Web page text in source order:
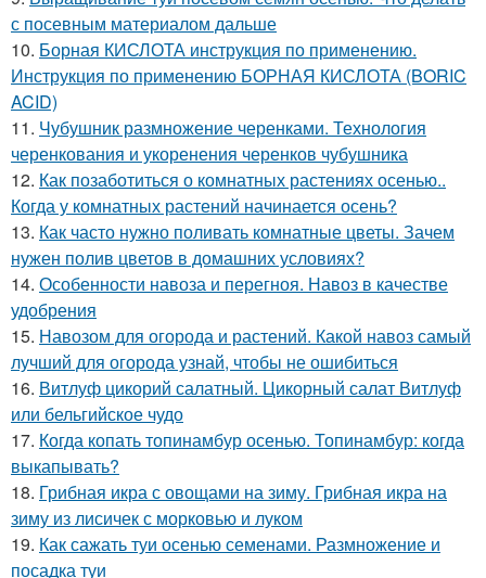
с посевным материалом дальше
10. Борная КИСЛОТА инструкция по применению.
Инструкция по применению БОРНАЯ КИСЛОТА (BORIC
ACID)
11. Чубушник размножение черенками. Технология
черенкования и укоренения черенков чубушника
12. Как позаботиться о комнатных растениях осенью..
Когда у комнатных растений начинается осень?
13. Как часто нужно поливать комнатные цветы. Зачем
нужен полив цветов в домашних условиях?
14. Особенности навоза и перегноя. Навоз в качестве
удобрения
15. Навозом для огорода и растений. Какой навоз самый
лучший для огорода узнай, чтобы не ошибиться
16. Витлуф цикорий салатный. Цикорный салат Витлуф
или бельгийское чудо
17. Когда копать топинамбур осенью. Топинамбур: когда
выкапывать?
18. Грибная икра с овощами на зиму. Грибная икра на
зиму из лисичек с морковью и луком
19. Как сажать туи осенью семенами. Размножение и
посадка туи